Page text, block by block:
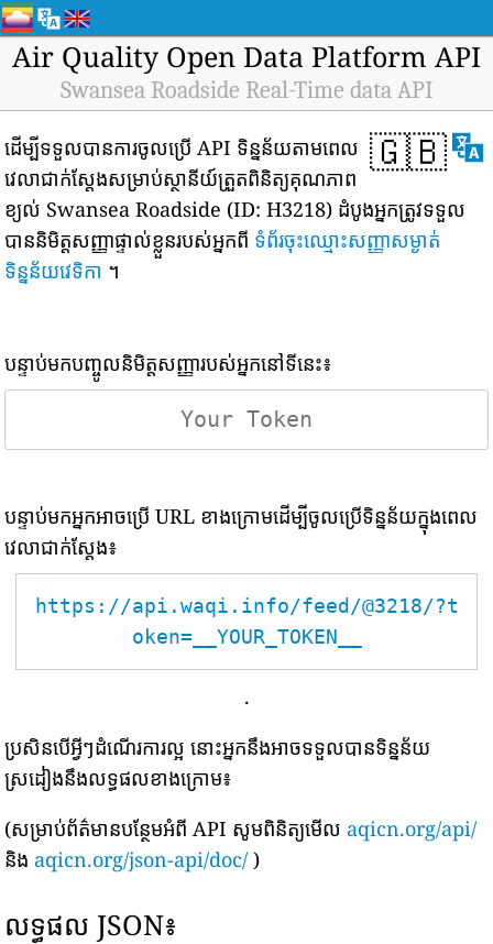
Air Quality Open Data Platform API
Swansea Roadside Real-Time data API
🇬🇧
ដើម្បីទទួលបានការចូលប្រើ API ទិន្នន័យតាមពេល
វេលាជាក់ស្តែងសម្រាប់ស្ថានីយ៍ត្រួតពិនិត្យគុណភាព
ខ្យល់ Swansea Roadside (ID: H3218) ដំបូងអ្នកត្រូវទទួល
បាននិមិត្តសញ្ញាផ្ទាល់ខ្លួនរបស់អ្នកពី ទំព័រចុះឈ្មោះសញ្ញាសម្ងាត់
ទិន្នន័យវេទិកា ។
បន្ទាប់មកបញ្ចូលនិមិត្តសញ្ញារបស់អ្នកនៅទីនេះ៖
បន្ទាប់មកអ្នកអាចប្រើ URL ខាងក្រោមដើម្បីចូលប្រើទិន្នន័យក្នុងពេល
វេលាជាក់ស្តែង៖
https://api.waqi.info/feed/@3218/?t
oken=__YOUR_TOKEN__
.
ប្រសិនបើអ្វីៗដំណើរការល្អ នោះអ្នកនឹងអាចទទួលបានទិន្នន័យ
ស្រដៀងនឹងលទ្ធផលខាងក្រោម៖
(សម្រាប់ព័ត៌មានបន្ថែមអំពី API សូមពិនិត្យមើល aqicn.org/api/
និង aqicn.org/json-api/doc/ )
លទ្ធផល JSON៖